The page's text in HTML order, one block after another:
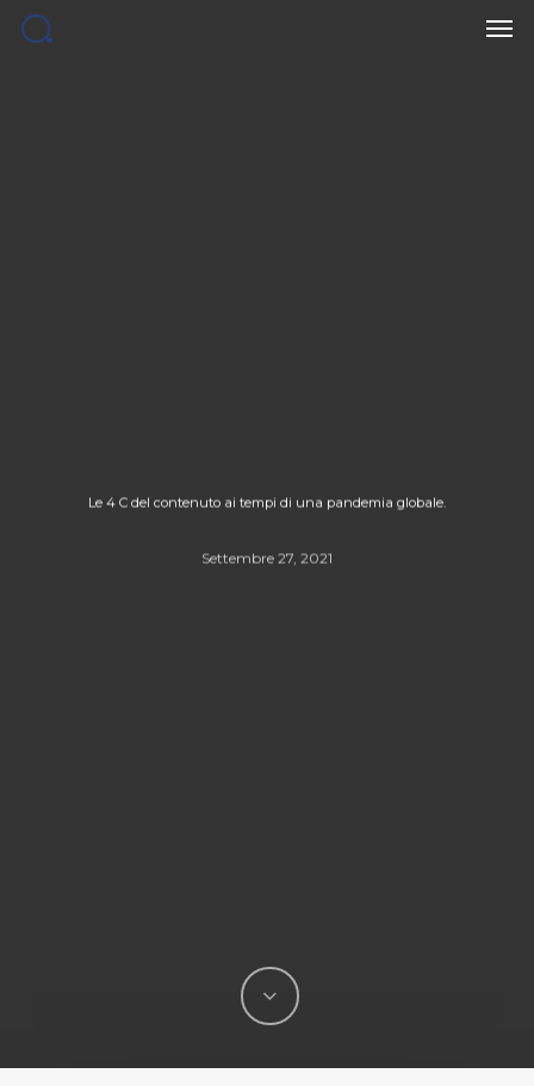
Skip
Le 4 C del contenuto ai tempi di una pandemia globale.
Settembre 27, 2021